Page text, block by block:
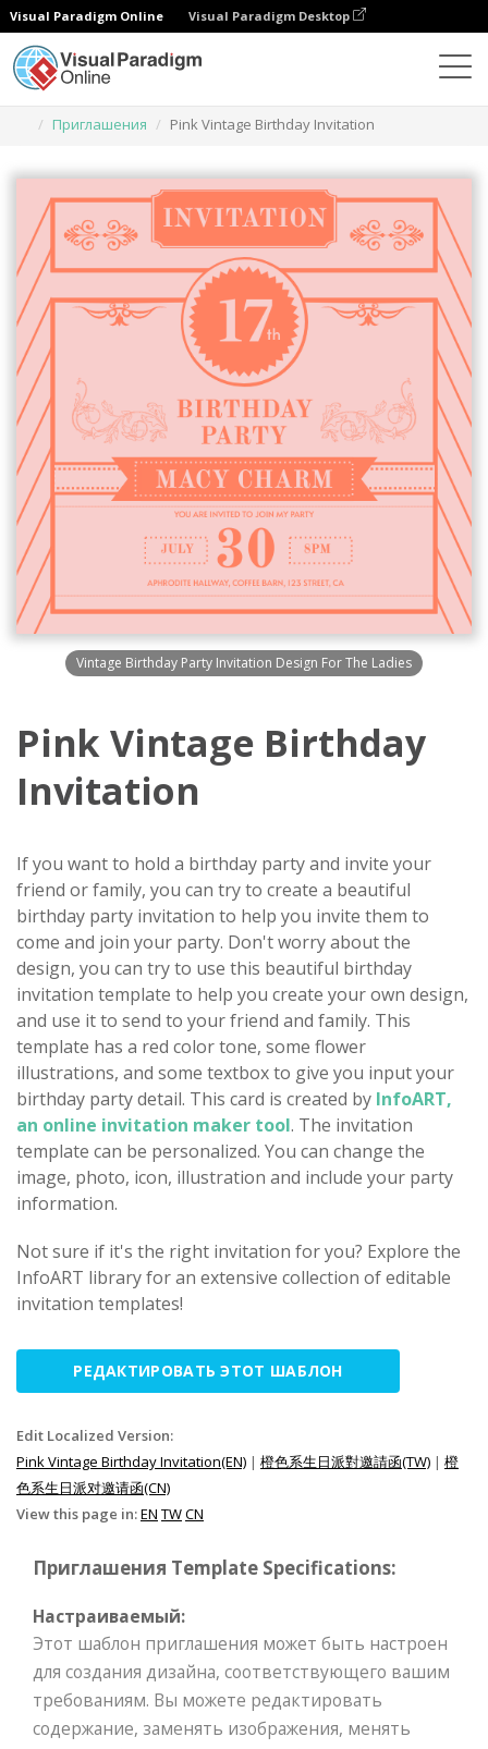
Visual Paradigm Online Visual Paradigm Desktop
Приглашения
Pink Vintage Birthday Invitation
Vintage Birthday Party Invitation Design For The Ladies
Pink Vintage Birthday
Invitation
If you want to hold a birthday party and invite your
friend or family, you can try to create a beautiful
birthday party invitation to help you invite them to
come and join your party. Don't worry about the
design, you can try to use this beautiful birthday
invitation template to help you create your own design,
and use it to send to your friend and family. This
template has a red color tone, some flower
illustrations, and some textbox to give you input your
birthday party detail. This card is created by InfoART,
an online invitation maker tool. The invitation
template can be personalized. You can change the
image, photo, icon, illustration and include your party
information.
Not sure if it's the right invitation for you? Explore the
InfoART library for an extensive collection of editable
invitation templates!
РЕДАКТИРОВАТЬ ЭТОТ ШАБЛОН
Edit Localized Version:
Pink Vintage Birthday Invitation(EN) | 橙色系生日派對邀請函(TW) | 橙
色系生日派对邀请函(CN)
View this page in:EN TWCN
Приглашения Template Specifications:
Настраиваемый:
Этот шаблон приглашения может быть настроен
для создания дизайна, соответствующего вашим
требованиям. Вы можете редактировать
содержание, заменять изображения, менять